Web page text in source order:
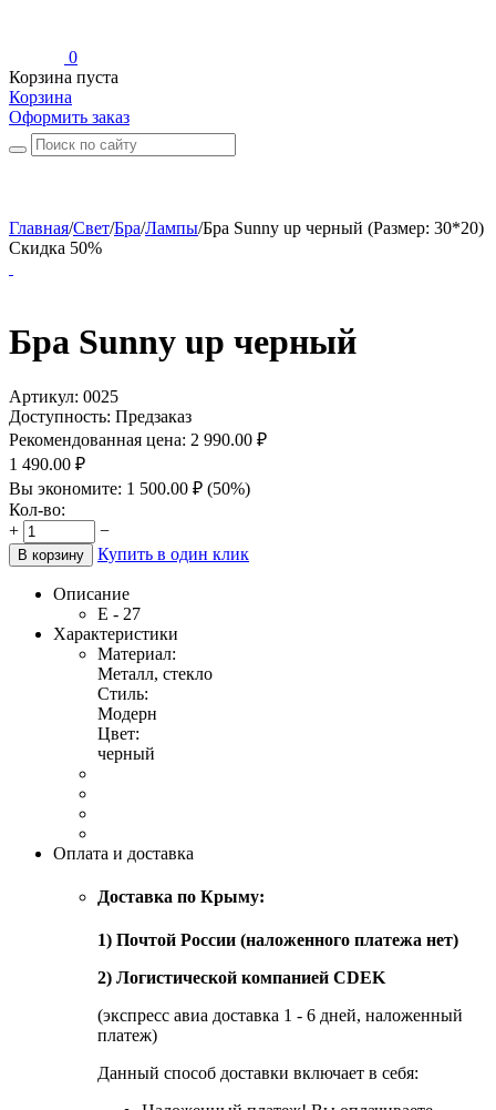
0
Корзина пуста
Корзина
Оформить заказ
Главная/Свет/Бра/Лампы/Бра Sunny up черный (Размер: 30*20)
Скидка 50%
Бра Sunny up черный
Артикул: 0025
Доступность: Предзаказ
Рекомендованная цена: 2 990.00 ₽
1 490.00 ₽
Вы экономите: 1 500.00 ₽ (50%)
Кол-во:
+
−
В корзину Купить в один клик
Описание
Е - 27
Характеристики
Материал:
Металл, стекло
Стиль:
Модерн
Цвет:
черный
Оплата и доставка
Доставка по Крыму:
1) Почтой России (наложенного платежа нет)
2) Логистической компанией CDEK
(экспресс авиа доставка 1 - 6 дней, наложенный
платеж)
Данный способ доставки включает в себя: